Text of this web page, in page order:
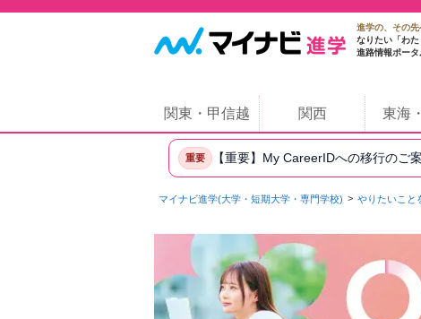
進学の、その先
なりたい「わ
進路情報ポータ
関東・甲信越 関西 東海
重要 【重要】My CareerIDへの移行のご
マイナビ進学(大学・短期大学・専門学校) やりたいこと